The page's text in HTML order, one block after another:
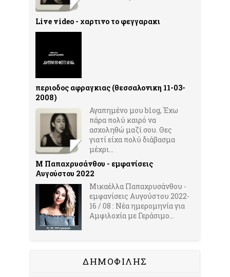
Live video - χαρτινο το φεγγαρακι
περιοδος αφραγκιας (θεσσαλονικη 11-03-
2008)
Αγαπημένο μου blog, Έχω
πάρα πολύ καιρό να
ασχοληθώ μαζί σου. Θες
γιατί είχα πολύ διάβασμα
μέχρι...
Μ Παπαχρυσάνθου - εμφανίσεις
Αυγούστου 2022
Μικαέλλα Παπαχρυσάνθου -
εμφανίσεις Αυγούστου 2022-
16 / 08 : Νέα ημερομηνία για
Αμφιλοχία με Γεράσιμο...
ΔΗΜΟΦΙΛΗΣ